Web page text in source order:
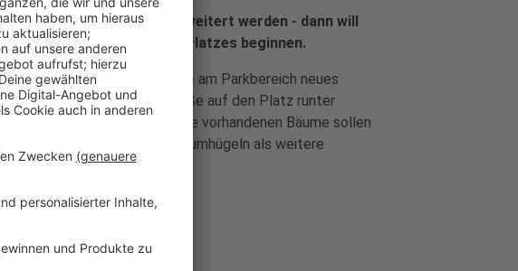
größte Baustelle noch erweitert werden - dann will
Umbau des Vendômer Platzes beginnen.
bis zu jetzigen Grünfläche am Parkbereich neues
von der Wittener Straße auf den Platz runter
barrierefreier Rampe. Die vorhandenen Bäume sollen
mit Beeten und teilweise Baumhügeln als weitere